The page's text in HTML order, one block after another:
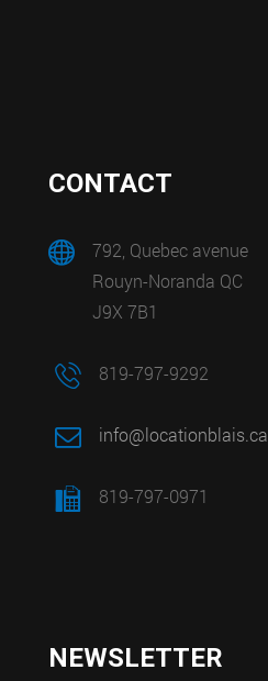
CONTACT
792, Quebec avenue
Rouyn-Noranda QC
J9X 7B1
819-797-9292
info@locationblais.ca
819-797-0971
NEWSLETTER